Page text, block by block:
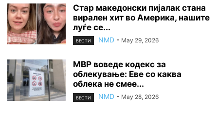
Стар македонски пијалак стана
вирален хит во Америка, нашите
луѓе се...
ВЕСТИ NMD - May 29, 2026
МВР воведе кодекс за
облекување: Еве со каква
облека не смее...
ВЕСТИ NMD - May 28, 2026